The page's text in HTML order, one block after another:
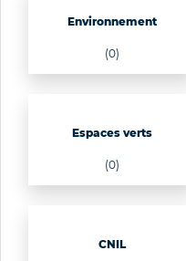
Environnement
(0)
Espaces verts
(0)
CNIL